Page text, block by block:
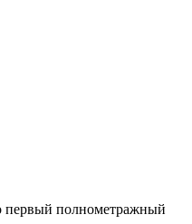
первый полнометражный